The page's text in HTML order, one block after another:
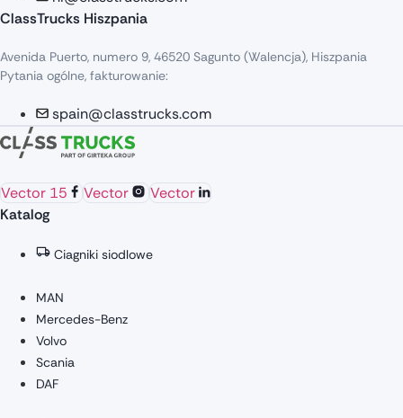
ClassTrucks Hiszpania
Avenida Puerto, numero 9, 46520 Sagunto (Walencja), Hiszpania
Pytania ogólne, fakturowanie:
spain@classtrucks.com
Vector 15 Vector
Vector
Katalog
Ciagniki siodlowe
MAN
Mercedes-Benz
Volvo
Scania
DAF